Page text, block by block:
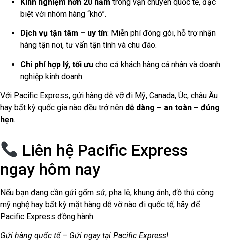
biệt với nhóm hàng “khó”.
Dịch vụ tận tâm – uy tín: Miễn phí đóng gói, hỗ trợ nhận
hàng tận nơi, tư vấn tận tình và chu đáo.
Chi phí hợp lý, tối ưu cho cả khách hàng cá nhân và doanh
nghiệp kinh doanh.
Với Pacific Express, gửi hàng dễ vỡ đi Mỹ, Canada, Úc, châu Âu
hay bất kỳ quốc gia nào đều trở nên dễ dàng – an toàn – đúng
hẹn.
Liên hệ Pacific Express
ngay hôm nay
Nếu bạn đang cần gửi gốm sứ, pha lê, khung ảnh, đồ thủ công
mỹ nghệ hay bất kỳ mặt hàng dễ vỡ nào đi quốc tế, hãy để
Pacific Express đồng hành.
Gửi hàng quốc tế – Gửi ngay tại Pacific Express!